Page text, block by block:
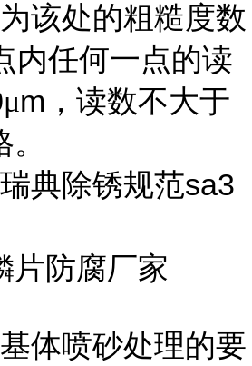
该处的粗糙度数
内任何一点的读
μm ，读数不大于
典除锈规范sa3
体喷砂处理的要